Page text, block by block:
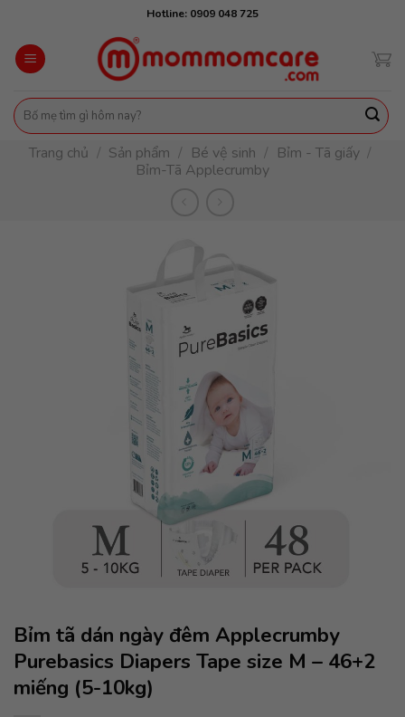
content
Hotline: 0909 048 725
Tìm
kiếm:
Trang chủ / Sản phẩm / Bé vệ sinh / Bỉm - Tã giấy /
Bỉm-Tã Applecrumby
Bỉm tã dán ngày đêm Applecrumby
Purebasics Diapers Tape size M – 46+2
miếng (5-10kg)